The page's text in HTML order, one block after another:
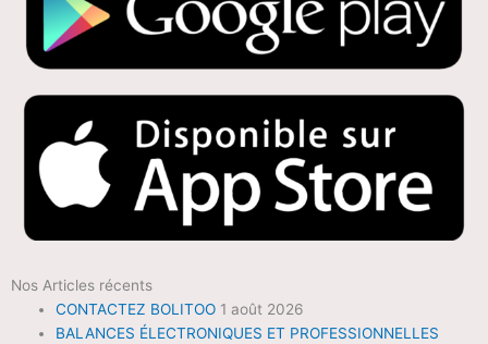
Nos Articles récents
CONTACTEZ BOLITOO 1 août 2026
BALANCES ÉLECTRONIQUES ET PROFESSIONNELLES